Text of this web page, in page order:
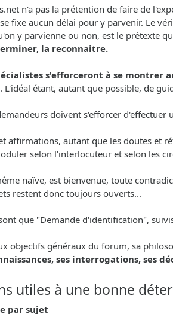
n'a pas la prétention de faire de
fixe aucun délai pour y parvenir. Le
y parvienne ou non, est le prétexte
la reconnaitre.
s'efforceront à se montrer
L'idéal étant, autant que possible, de
doivent s'efforcer d'effectuer
affirmations, autant que les doutes et
selon l'interlocuteur et selon les
naïve, est bienvenue, toute
restent donc toujours ouverts...
que "Demande d'identification",
objectifs généraux du forum, sa
ses interrogations, ses
utiles à une bonne
par sujet